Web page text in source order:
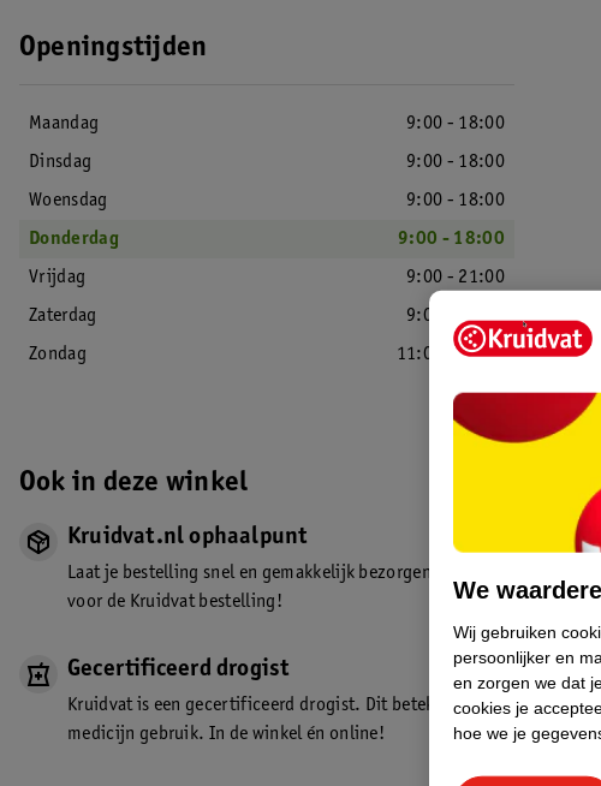
Openingstijden
Maandag
9:00 - 18:00
Dinsdag
9:00 - 18:00
Woensdag
9:00 - 18:00
Donderdag
9:00 - 18:00
Vrijdag
9:00 - 21:00
Zaterdag
9:00 - 18:00
Zondag
11:00 - 18:00
Ook in deze winkel
Kruidvat.nl ophaalpunt
Laat je bestelling snel en gemakkelijk bezorgen in de winkel. Zo hoef
voor de Kruidvat bestelling!
Gecertificeerd drogist
Kruidvat is een gecertificeerd drogist. Dit betekent dat je deskundig
medicijn gebruik. In de winkel én online!
We
Wij gebruiken
persoonlijker en
en zorgen we dat
cookies je
hoe we je